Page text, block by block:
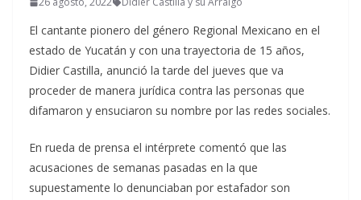
El cantante pionero del género Regional Mexicano en el
estado de Yucatán y con una trayectoria de 15 años,
Didier Castilla, anunció la tarde del jueves que va
proceder de manera jurídica contra las personas que
difamaron y ensuciaron su nombre por las redes sociales.
En rueda de prensa el intérprete comentó que las
acusaciones de semanas pasadas en la que
supuestamente lo denunciaban por estafador son